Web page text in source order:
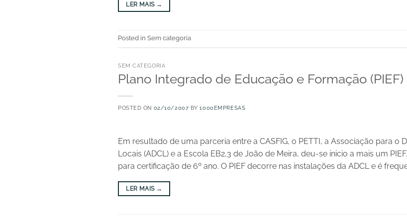
LER MAIS →
Posted in Sem categoria
SEM CATEGORIA
Plano Integrado de Educação e Formação (PIEF)
POSTED ON 02/10/2007 BY1000EMPRESAS
Em resultado de uma parceria entre a CASFIG, o PETTI, a Associação para o
Locais (ADCL) e a Escola EB2,3 de João de Meira, deu-se inicio a mais um
para certificação de 6º ano. O PIEF decorre nas instalações da ADCL e é
LER MAIS →